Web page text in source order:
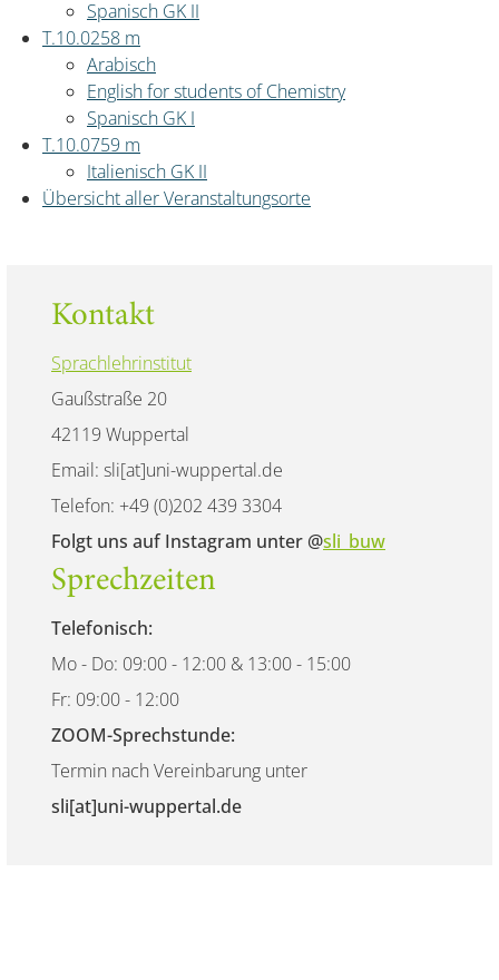
Spanisch GK II
T.10.0258 m
Arabisch
English for students of Chemistry
Spanisch GK I
T.10.0759 m
Italienisch GK II
Übersicht aller Veranstaltungsorte
Kontakt
Sprachlehrinstitut
Gaußstraße 20
42119 Wuppertal
Email: sli[at]uni-wuppertal.de
Telefon: +49 (0)202 439 3304
Folgt uns auf Instagram unter @sli_buw
Sprechzeiten
Telefonisch:
Mo - Do: 09:00 - 12:00 & 13:00 - 15:00
Fr: 09:00 - 12:00
ZOOM-Sprechstunde:
Termin nach Vereinbarung unter
sli[at]uni-wuppertal.de